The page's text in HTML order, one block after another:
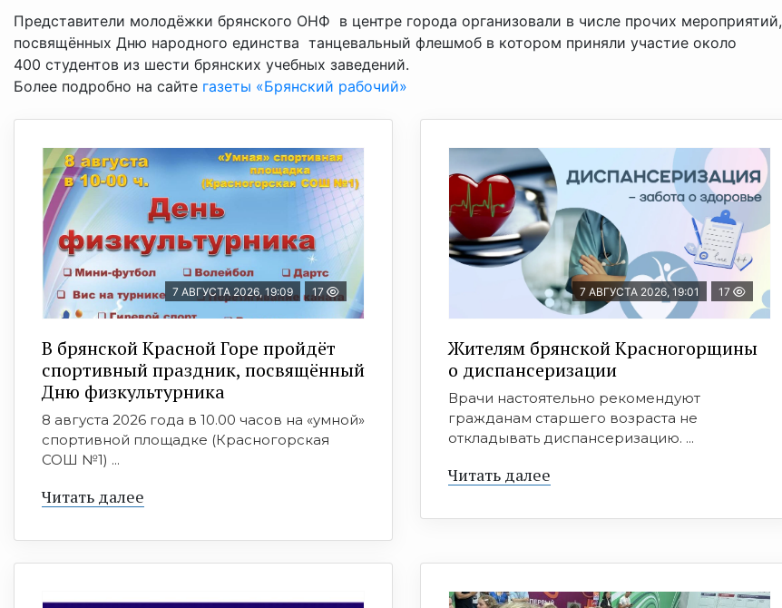
Представители молодёжки брянского ОНФ в центре города организовали в числе прочих мероприятий,
посвящённых Дню народного единства танцевальный флешмоб в котором приняли участие около
400 студентов из шести брянских учебных заведений.
Более подробно на сайте газеты «Брянский рабочий»
7 АВГУСТА 2026, 19:09 17
В брянской Красной Горе пройдёт
спортивный праздник, посвящённый
Дню физкультурника
8 августа 2026 года в 10.00 часов на «умной»
спортивной площадке (Красногорская
СОШ №1) ...
Читать далее
7 АВГУСТА 2026, 19:01 17
Жителям брянской Красногорщины
о диспансеризации
Врачи настоятельно рекомендуют
гражданам старшего возраста не
откладывать диспансеризацию. ...
Читать далее